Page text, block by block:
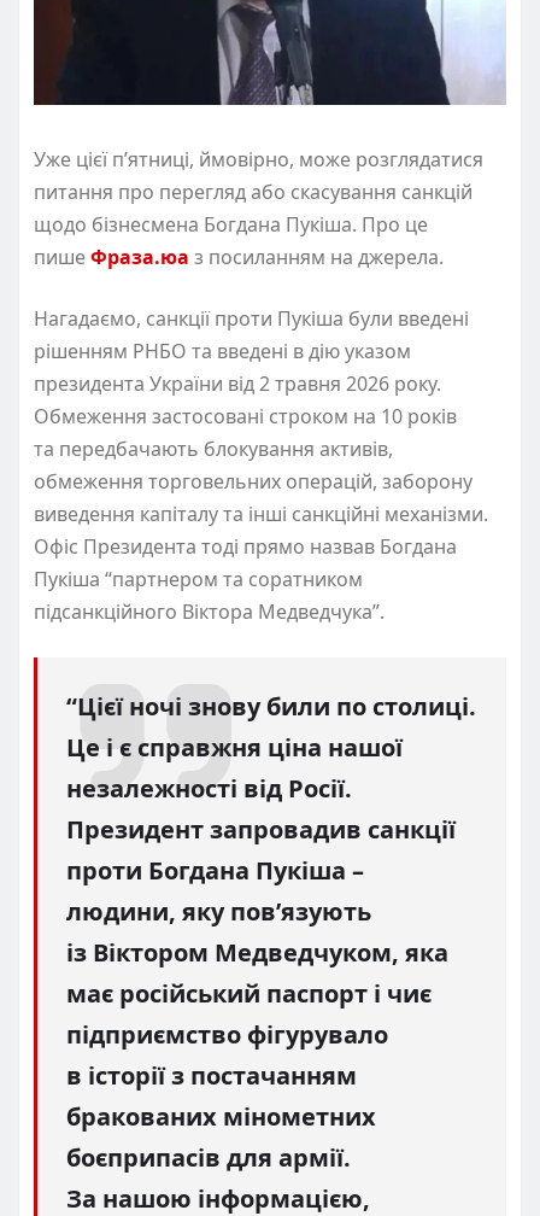
Уже цієї п’ятниці, ймовірно, може розглядатися
питання про перегляд або скасування санкцій
щодо бізнесмена Богдана Пукіша. Про це
пишеФраза.юа з посиланням на джерела.
Нагадаємо, санкції проти Пукіша були введені
рішенням РНБО та введені в дію указом
президента України від 2 травня 2026 року.
Обмеження застосовані строком на 10 років
та передбачають блокування активів,
обмеження торговельних операцій, заборону
виведення капіталу та інші санкційні механізми.
Офіс Президента тоді прямо назвав Богдана
Пукіша “партнером та соратником
підсанкційного Віктора Медведчука”.
“Цієї ночі знову били по столиці.
Це і є справжня ціна нашої
незалежності від Росії.
Президент запровадив санкції
проти Богдана Пукіша –
людини, яку пов’язують
із Віктором Медведчуком, яка
має російський паспорт і чиє
підприємство фігурувало
в історії з постачанням
бракованих мінометних
боєприпасів для армії.
За нашою інформацією,